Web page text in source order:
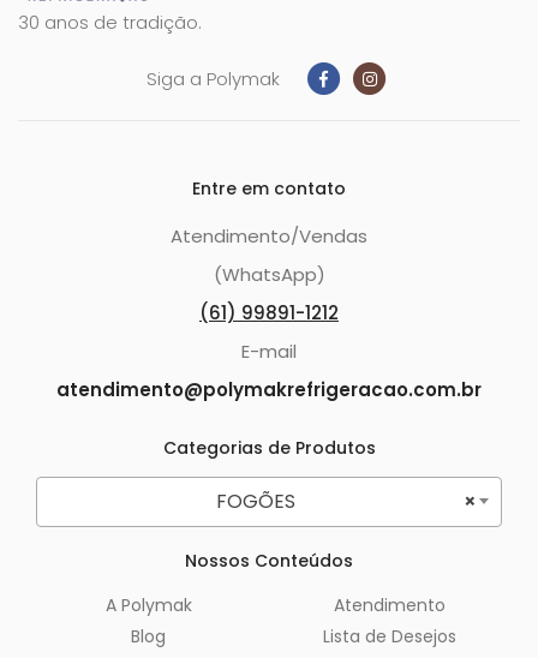
30 anos de tradição.
Siga a Polymak
Entre em contato
Atendimento/Vendas
(WhatsApp)
(61) 99891-1212
E-mail
atendimento@polymakrefrigeracao.com.br
Categorias de Produtos
×
FOGÕES
Nossos Conteúdos
A Polymak
Blog
Atendimento
Lista de Desejos